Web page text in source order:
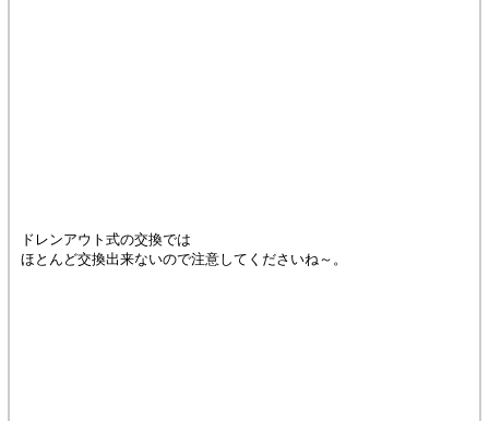
ドレンアウト式の交換では
ほとんど交換出来ないので注意してくださいね～。